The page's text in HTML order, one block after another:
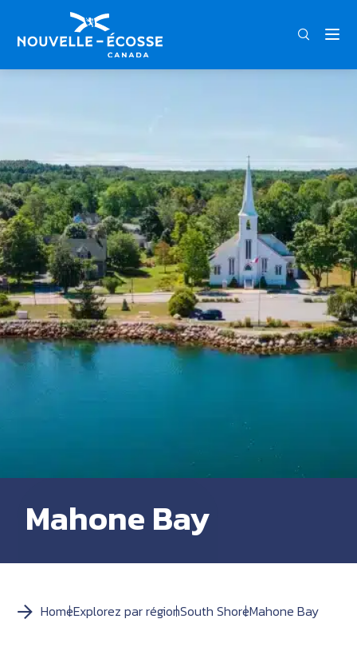
Mahone Bay
HomeExplorez par régionSouth ShoreMahone Bay